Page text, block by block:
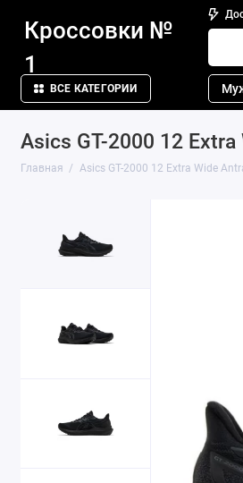
Кроссовки №
1
ВСЕ КАТЕГОРИИ
Asics GT-2000 12
Главная Asics GT-2000 12 Extra Wide